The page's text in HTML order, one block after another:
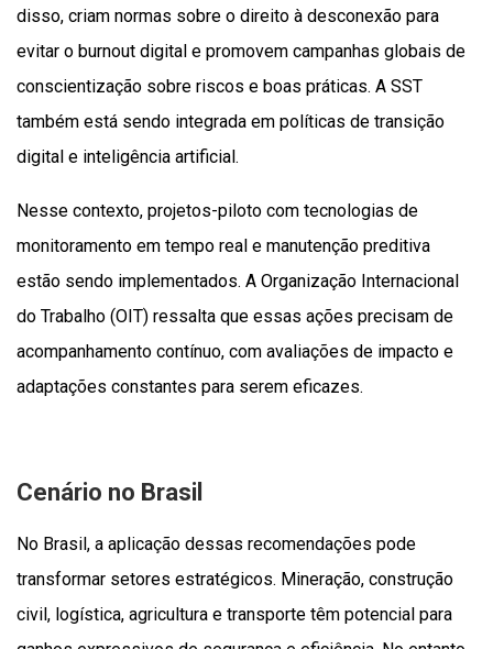
disso, criam normas sobre o direito à desconexão para
evitar o burnout digital e promovem campanhas globais de
conscientização sobre riscos e boas práticas. A SST
também está sendo integrada em políticas de transição
digital e inteligência artificial.
Nesse contexto, projetos-piloto com tecnologias de
monitoramento em tempo real e manutenção preditiva
estão sendo implementados. A Organização Internacional
do Trabalho (OIT) ressalta que essas ações precisam de
acompanhamento contínuo, com avaliações de impacto e
adaptações constantes para serem eficazes.
Cenário no Brasil
No Brasil, a aplicação dessas recomendações pode
transformar setores estratégicos. Mineração, construção
civil, logística, agricultura e transporte têm potencial para